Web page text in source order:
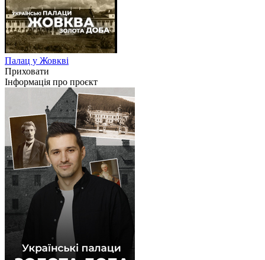
Палац у Жовкві
Приховати
Інформація про проєкт